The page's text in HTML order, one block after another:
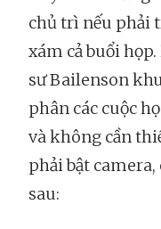
chủ trì nếu phải
xám cả buổi
sư Bailenson
phân các cuộc
và không cần
phải bật
sau: